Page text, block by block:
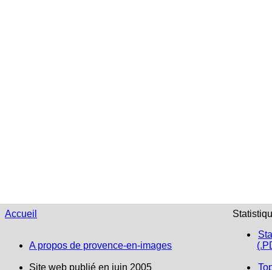
Accueil
A propos de provence-en-images
Site web publié en juin 2005